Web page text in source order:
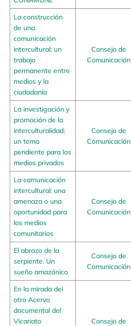
La construcción
de una
comunicación
intercultural: un
trabajo
permanente entre
medios y la
ciudadanía
Consejo de
Comunicación
La investigación y
promoción de la
interculturalidad:
un tema
pendiente para los
medios privados
Consejo de
Comunicación
La comunicación
intercultural: una
amenaza o una
oportunidad para
los medios
comunitarios
Consejo de
Comunicación
El abrazo de la
serpiente. Un
sueño amazónico
Consejo de
Comunicación
En la mirada del
otro Acervo
documental del
Vicariato
Consejo de